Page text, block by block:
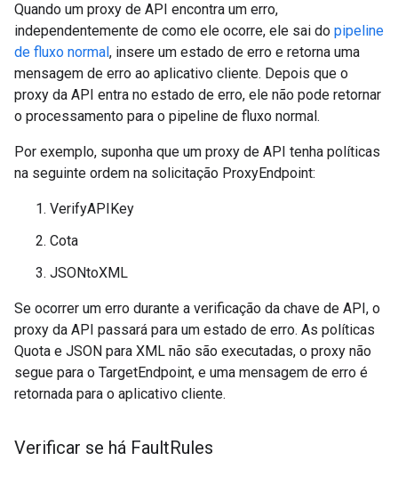
Quando um proxy de API encontra um erro,
independentemente de como ele ocorre, ele sai do pipeline
de fluxo normal, insere um estado de erro e retorna uma
mensagem de erro ao aplicativo cliente. Depois que o
proxy da API entra no estado de erro, ele não pode retornar
o processamento para o pipeline de fluxo normal.
Por exemplo, suponha que um proxy de API tenha políticas
na seguinte ordem na solicitação ProxyEndpoint:
VerifyAPIKey
Cota
JSONtoXML
Se ocorrer um erro durante a verificação da chave de API, o
proxy da API passará para um estado de erro. As políticas
Quota e JSON para XML não são executadas, o proxy não
segue para o TargetEndpoint, e uma mensagem de erro é
retornada para o aplicativo cliente.
Verificar se há FaultRules